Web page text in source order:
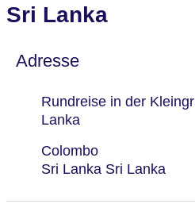
Sri Lanka
Adresse
Rundreise in der
Lanka
Colombo
Sri Lanka Sri Lanka